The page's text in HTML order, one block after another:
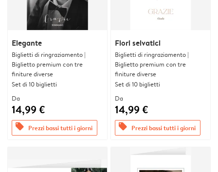
Elegante
Biglietti di ringraziamento |
Biglietto premium con tre
finiture diverse
Set di 10 biglietti
Da
14,99 €
offers Prezzi bassi tutti i giorni
Fiori selvatici
Biglietti di ringraziamento |
Biglietto premium con tre
finiture diverse
Set di 10 biglietti
Da
14,99 €
offers Prezzi bassi tutti i giorni